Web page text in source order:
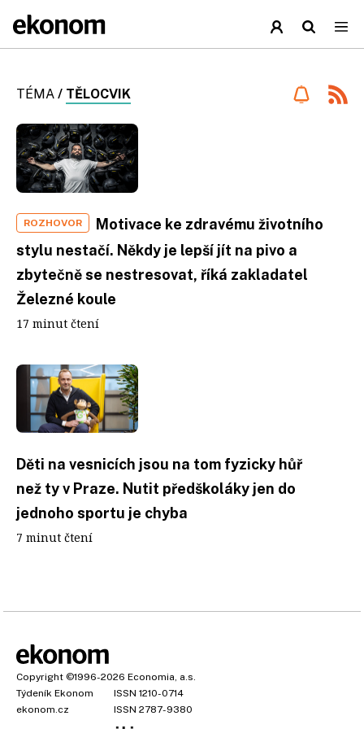
TÉMA / TĚLOCVIK
ROZHOVOR
Motivace ke zdravému životního
stylu nestačí. Někdy je lepší jít na pivo a
zbytečně se nestresovat, říká zakladatel
Železné koule
17 minut čtení
Děti na vesnicích jsou na tom fyzicky hůř
než ty v Praze. Nutit předškoláky jen do
jednoho sportu je chyba
7 minut čtení
Copyright ©1996-2026 Economia, a.s.
Týdeník Ekonom
ISSN 1210-0714
ekonom.cz
ISSN 2787-9380